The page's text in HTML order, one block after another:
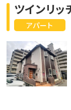
アパート
ツインリッ